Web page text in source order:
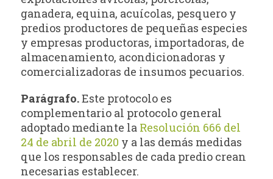
ganadera, equina, acuícolas, pesquero y
predios productores de pequeñas especies
y empresas productoras, importadoras, de
almacenamiento, acondicionadoras y
comercializadoras de insumos pecuarios.
Parágrafo.Este protocolo es
complementario al protocolo general
adoptado mediante la Resolución 666 del
24 de abril de 2020 y a las demás medidas
que los responsables de cada predio crean
necesarias establecer.